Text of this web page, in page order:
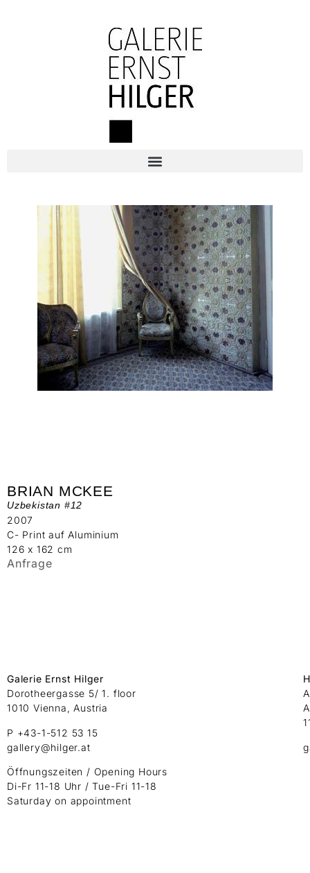
BRIAN MCKEE
Uzbekistan #12
2007
C- Print auf Aluminium
126 x 162 cm
Anfrage
Galerie Ernst Hilger
Dorotheergasse 5/ 1. floor
1010 Vienna, Austria
P +43-1-512 53 15
gallery@hilger.at
Öffnungszeiten / Opening Hours
Di-Fr 11-18 Uhr / Tue-Fri 11-18
Saturday on appointment